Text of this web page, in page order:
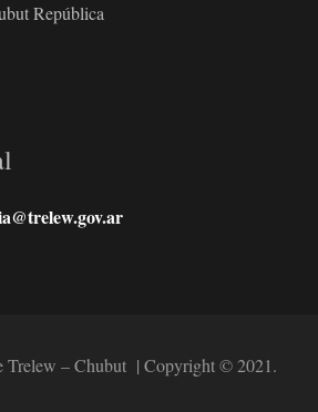
República
Trelew – Chubut | Copyright © 2021.